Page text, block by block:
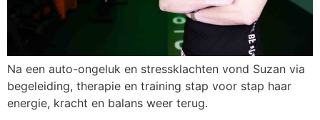
Na een auto-ongeluk en stressklachten vond Suzan via
begeleiding, therapie en training stap voor stap haar
energie, kracht en balans weer terug.